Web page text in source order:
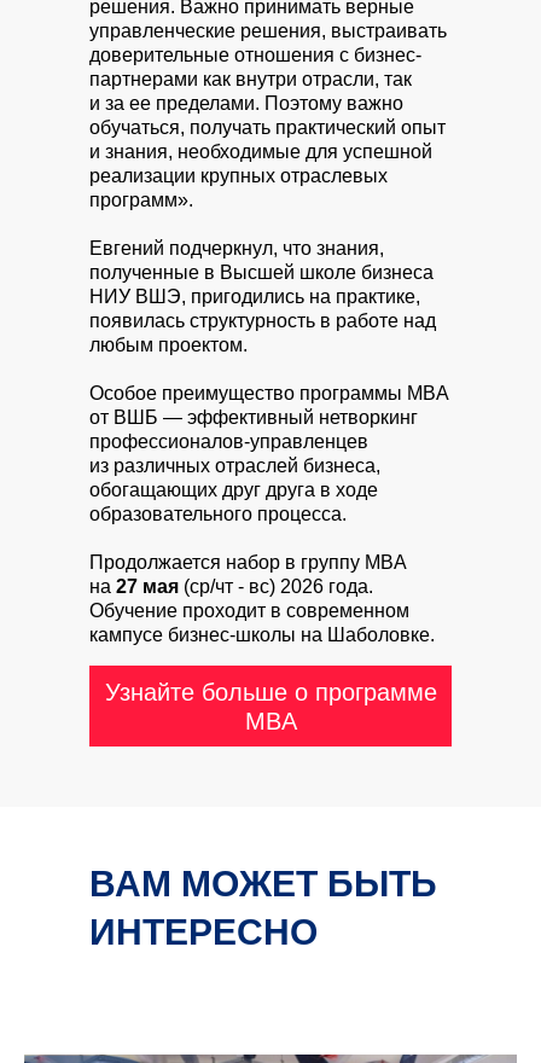
решения. Важно принимать верные
управленческие решения, выстраивать
доверительные отношения с бизнес-
партнерами как внутри отрасли, так
и за ее пределами. Поэтому важно
обучаться, получать практический опыт
и знания, необходимые для успешной
реализации крупных отраслевых
программ».
Евгений подчеркнул, что знания,
полученные в Высшей школе бизнеса
НИУ ВШЭ, пригодились на практике,
появилась структурность в работе над
любым проектом.
Особое преимущество программы MBA
от ВШБ — эффективный нетворкинг
профессионалов-управленцев
из различных отраслей бизнеса,
обогащающих друг друга в ходе
образовательного процесса.
Продолжается набор в группу MBA
на 27 мая (ср/чт - вс) 2026 года.
Обучение проходит в современном
кампусе бизнес-школы на Шаболовке.
Узнайте больше о программе
MBA
ВАМ МОЖЕТ БЫТЬ
ИНТЕРЕСНО